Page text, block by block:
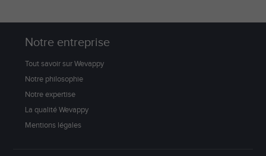
Notre entreprise
Tout savoir sur Wevappy
Notre philosophie
Notre expertise
La qualité Wevappy
Mentions légales